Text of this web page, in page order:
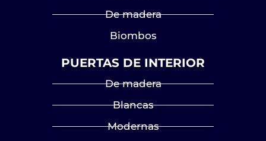
De madera
Biombos
PUERTAS DE INTERIOR
De madera
Blancas
Modernas